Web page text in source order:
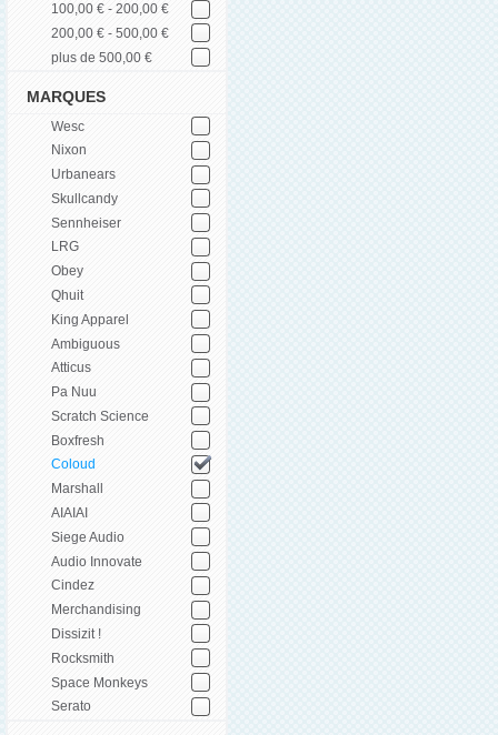
100,00 € - 200,00 €
200,00 € - 500,00 €
plus de 500,00 €
MARQUES
Wesc
Nixon
Urbanears
Skullcandy
Sennheiser
LRG
Obey
Qhuit
King Apparel
Ambiguous
Atticus
Pa Nuu
Scratch Science
Boxfresh
Coloud
Marshall
AIAIAI
Siege Audio
Audio Innovate
Cindez
Merchandising
Dissizit !
Rocksmith
Space Monkeys
Serato